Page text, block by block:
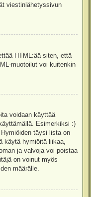
viestinlähetyssivun
HTML:ää siten, että
muotoilut voi kuitenkin
voidaan käyttää
Esimerkiksi :)
täysi lista on
käytä hymiöitä liikaa,
ja valvoja voi poistaa
on voinut myös
määrälle.